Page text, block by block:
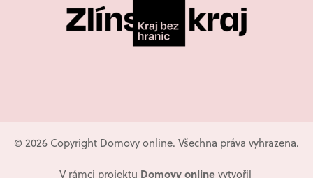
© 2026 Copyright Domovy online. Všechna práva vyhrazena.
V rámci projektu Domovy onlinevytvořil